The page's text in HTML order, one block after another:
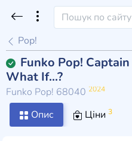
Pop!
Funko Pop!
What If...?
Funko Pop! 68040 2024
Опис Ціни 3